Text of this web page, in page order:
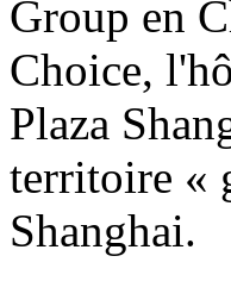
Group en
Choice,
Plaza
territoire «
Shanghai.